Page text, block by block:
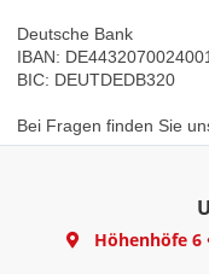
Deutsche Bank
IBAN:
BIC: DEUTDEDB320
Bei Fragen finden Sie
Höhenhöfe 6